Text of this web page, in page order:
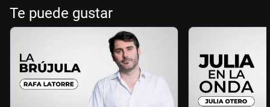
Te puede gustar